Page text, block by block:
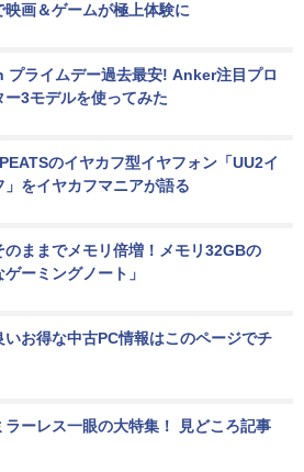
映画＆ゲームが極上体験に
プライムデー過去最安! Anker注目プロ
ー3モデルを使ってみた
のイヤカフ型イヤフォン「UU2イ
」をイヤカフマニアが語る
のままでメモリ倍増！メモリ32GBの
ゲーミングノート」
いお得な中古PC情報はこのページでチ
ラーレス一眼の大特集！ 見どころ記事